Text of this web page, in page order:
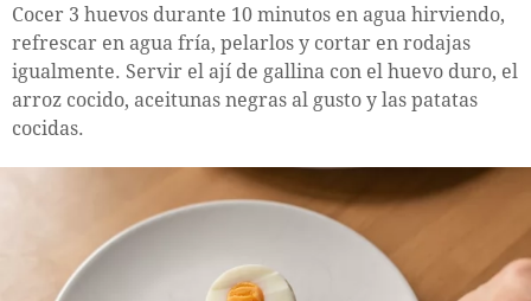
Cocer 3 huevos durante 10 minutos en agua hirviendo,
refrescar en agua fría, pelarlos y cortar en rodajas
igualmente. Servir el ají de gallina con el huevo duro, el
arroz cocido, aceitunas negras al gusto y las patatas
cocidas.